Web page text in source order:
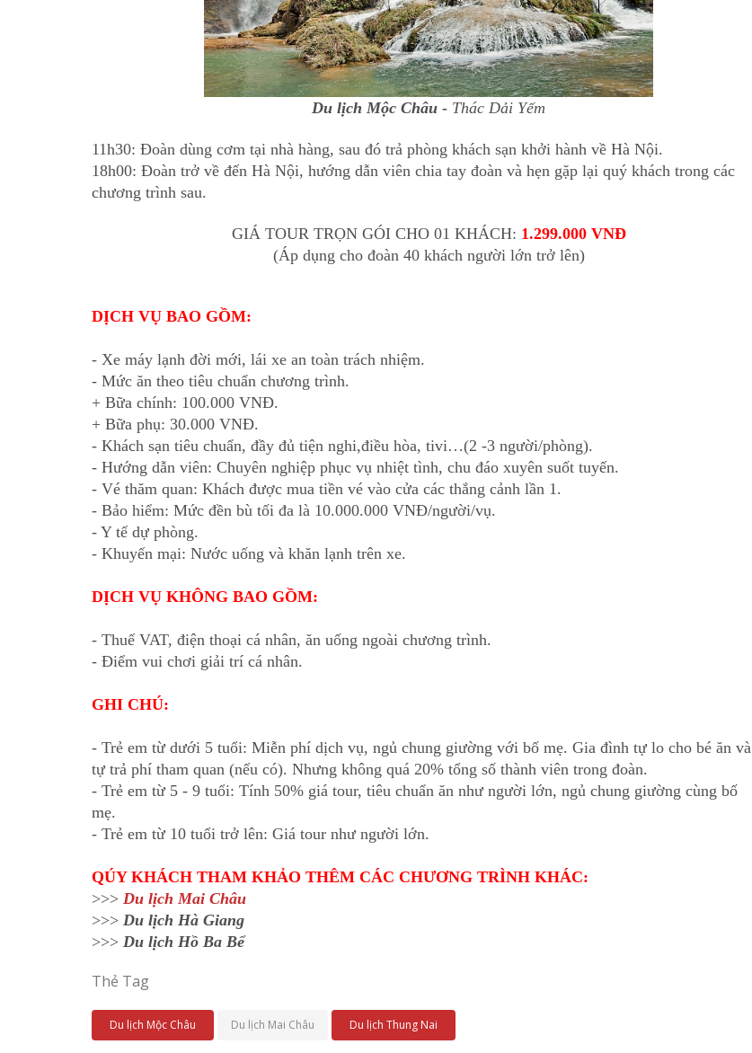
Du lịch Mộc Châu - Thác Dải Yếm
11h30: Đoàn dùng cơm tại nhà hàng, sau đó trả phòng khách sạn khởi hành về Hà Nội.
18h00: Đoàn trở về đến Hà Nội, hướng dẫn viên chia tay đoàn và hẹn gặp lại quý khách trong các
chương trình sau.
GIÁ TOUR TRỌN GÓI CHO 01 KHÁCH: 1.299.000 VNĐ
(Áp dụng cho đoàn 40 khách người lớn trở lên)
DỊCH VỤ BAO GỒM:
- Xe máy lạnh đời mới, lái xe an toàn trách nhiệm.
- Mức ăn theo tiêu chuẩn chương trình.
+ Bữa chính: 100.000 VNĐ.
+ Bữa phụ: 30.000 VNĐ.
- Khách sạn tiêu chuẩn, đầy đủ tiện nghi,điều hòa, tivi…(2 -3 người/phòng).
- Hướng dẫn viên: Chuyên nghiệp phục vụ nhiệt tình, chu đáo xuyên suốt tuyến.
- Vé thăm quan: Khách được mua tiền vé vào cửa các thắng cảnh lần 1.
- Bảo hiểm: Mức đền bù tối đa là 10.000.000 VNĐ/người/vụ.
- Y tế dự phòng.
- Khuyến mại: Nước uống và khăn lạnh trên xe.
DỊCH VỤ KHÔNG BAO GỒM:
- Thuế VAT, điện thoại cá nhân, ăn uống ngoài chương trình.
- Điểm vui chơi giải trí cá nhân.
GHI CHÚ:
- Trẻ em từ dưới 5 tuổi: Miễn phí dịch vụ, ngủ chung giường với bố mẹ. Gia đình tự lo cho bé ăn và
tự trả phí tham quan (nếu có). Nhưng không quá 20% tổng số thành viên trong đoàn.
- Trẻ em từ 5 - 9 tuổi: Tính 50% giá tour, tiêu chuẩn ăn như người lớn, ngủ chung giường cùng bố
mẹ.
- Trẻ em từ 10 tuổi trở lên: Giá tour như người lớn.
QÚY KHÁCH THAM KHẢO THÊM CÁC CHƯƠNG TRÌNH KHÁC:
>>> Du lịch Mai Châu
>>> Du lịch Hà Giang
>>> Du lịch Hồ Ba Bể
Thẻ Tag
Du lịch Mộc Châu Du lịch Mai Châu Du lịch Thung Nai